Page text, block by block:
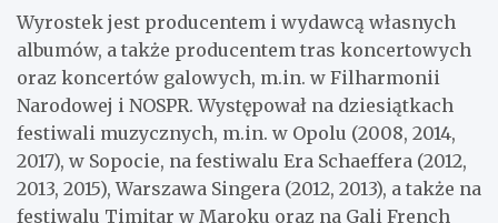
Wyrostek jest producentem i wydawcą własnych
albumów, a także producentem tras koncertowych
oraz koncertów galowych, m.in. w Filharmonii
Narodowej i NOSPR. Występował na dziesiątkach
festiwali muzycznych, m.in. w Opolu (2008, 2014,
2017), w Sopocie, na festiwalu Era Schaeffera (2012,
2013, 2015), Warszawa Singera (2012, 2013), a także na
festiwalu Timitar w Maroku oraz na Gali French